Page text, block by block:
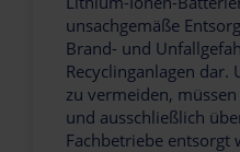
unsachgemäße
Brand- und
Recyclinganlagen dar.
zu vermeiden,
und ausschließlich
Fachbetriebe entsorgt